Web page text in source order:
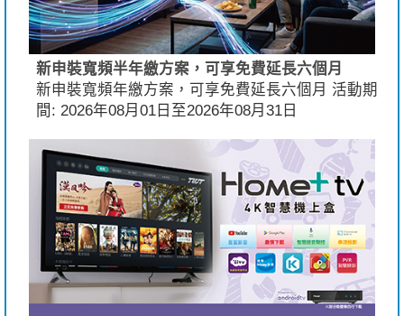
新申裝寬頻半年繳方案，可享免費延長六個月
新申裝寬頻年繳方案，可享免費延長六個月 活動期
間: 2026年08月01日至2026年08月31日